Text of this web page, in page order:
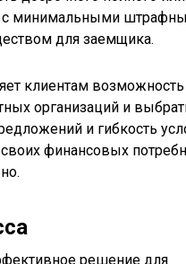
с минимальными
для заемщика.
клиентам возможность
организаций и
и гибкость
финансовых